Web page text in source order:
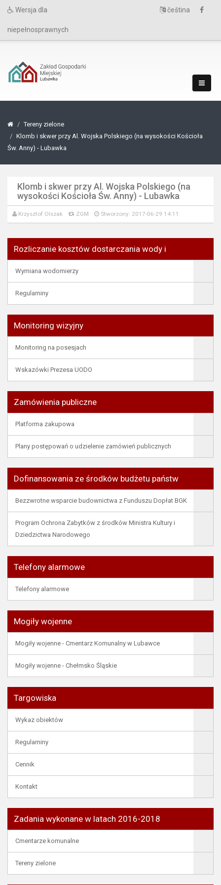
Wersja dla
niepełnosprawnych
čeština
Tereny zielone
Klomb i skwer przy Al. Wojska Polskiego (na wysokości Kościoła
Św. Anny) - Lubawka
Klomb i skwer przy Al. Wojska Polskiego (na
wysokości Kościoła Św. Anny) - Lubawka
Krzysztof Olszak ZGM Stworzony: 2017-06-29 14:11
Rozliczanie kosztów dostarczania wody i
Wymiana wodomierzy
Regulaminy
Monitoring wizyjny
Monitoring na posesjach
Wskazówki Prezesa UODO
Zamówienia publiczne
Platforma zakupowa
Plany postępowań o udzielenie zamówień publicznych
Dofinansowania ze środków budżetu państw
Bezzwrotne wsparcie budownictwa z Funduszu Dopłat BGK
Program Ochrona Zabytków z środków Ministra Kultury i
Dziedzictwa Narodowego
Telefony alarmowe
Telefony alarmowe
Mogiły wojenne
Mogiły wojenne - Cmentarz Komunalny w Lubawce
Mogiły wojenne - Chełmsko Śląskie
Targowiska
Wykaz obiektów
Regulaminy
Cennik
Kontakt
Zadania wykonane w latach 2016-2018
Cmentarze komunalne
Tereny zielone